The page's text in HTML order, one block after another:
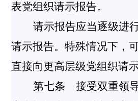
表党组织请示报告。
请示报告应当逐级进
请示报告。特殊情况下，
直接向更高层级党组织请示
第七条 接受双重领